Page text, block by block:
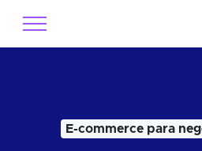
E-commerce para